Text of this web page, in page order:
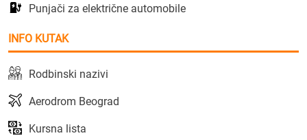
Punjači za električne automobile
INFO KUTAK
Rodbinski nazivi
Aerodrom Beograd
Kursna lista